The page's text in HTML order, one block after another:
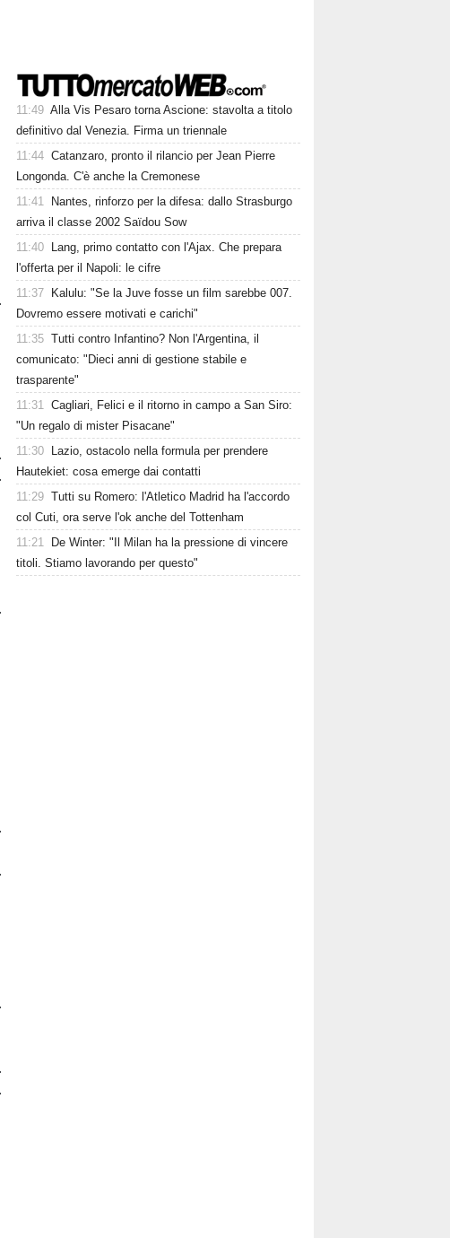
11:49 Alla Vis Pesaro torna Ascione: stavolta a titolo
definitivo dal Venezia. Firma un triennale
11:44 Catanzaro, pronto il rilancio per Jean Pierre
Longonda. C'è anche la Cremonese
11:41
Nantes, rinforzo per la difesa: dallo Strasburgo
arriva il classe 2002 Saïdou Sow
11:40
Lang, primo contatto con l'Ajax. Che prepara
l'offerta per il Napoli: le cifre
11:37
Kalulu: "Se la Juve fosse un film sarebbe 007.
Dovremo essere motivati e carichi"
11:35 Tutti contro Infantino? Non l'Argentina, il
comunicato: "Dieci anni di gestione stabile e
trasparente"
11:31 Cagliari, Felici e il ritorno in campo a San Siro:
"Un regalo di mister Pisacane"
11:30
Lazio, ostacolo nella formula per prendere
Hautekiet: cosa emerge dai contatti
11:29 Tutti su Romero: l'Atletico Madrid ha l'accordo
col Cuti, ora serve l'ok anche del Tottenham
11:21
De Winter: "Il Milan ha la pressione di vincere
titoli. Stiamo lavorando per questo"